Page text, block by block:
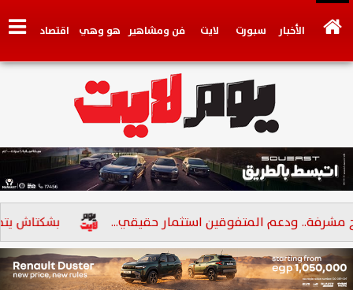
الأخبار سبورت لايت فن ومشاهير هو وهي اقتصاد
وجهات نظر فيديو سيارات
بشكتاش يتجه ودعم المتفوقين استثمار حقيقي...